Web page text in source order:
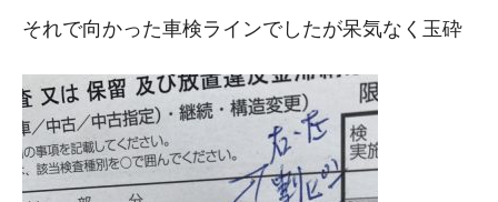
それで向かった車検ラインでしたが呆気なく玉砕